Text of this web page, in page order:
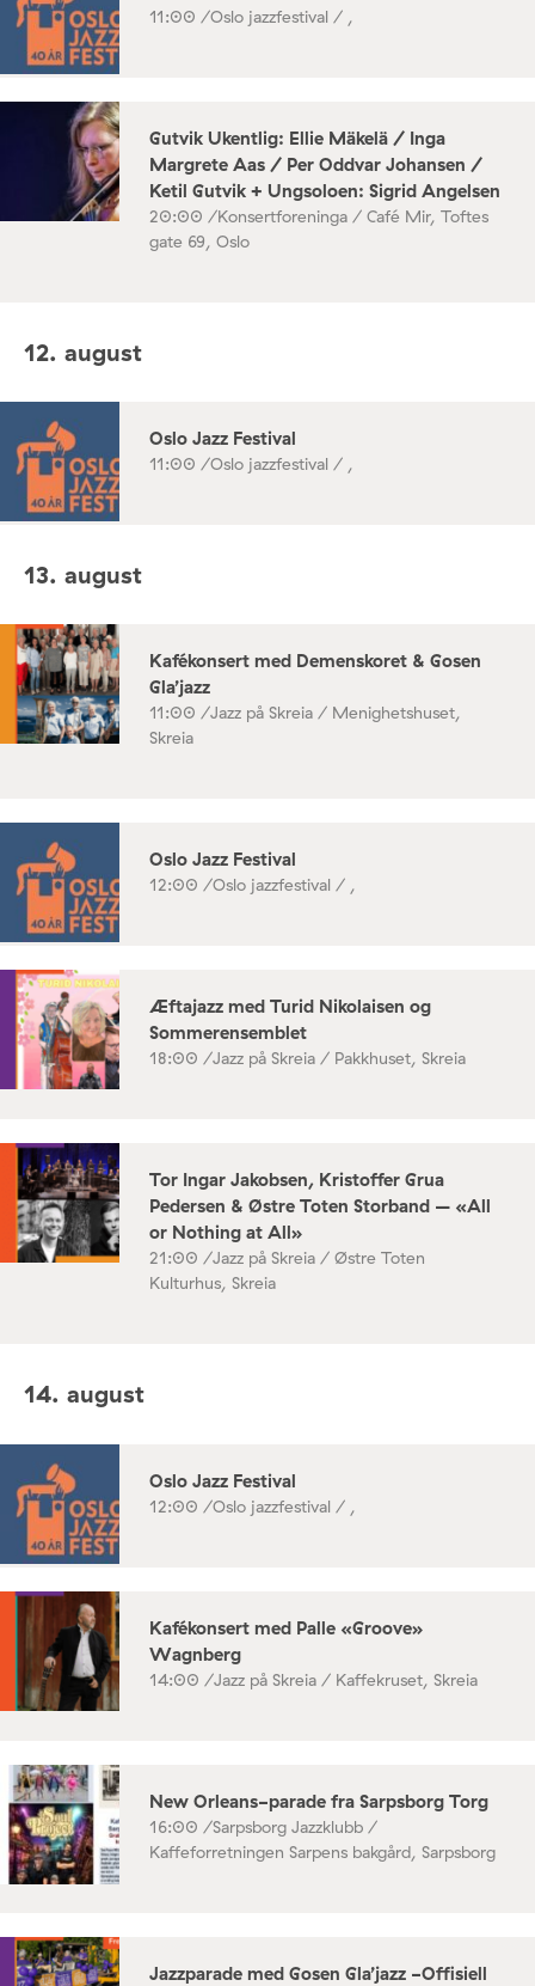
11:00 /Oslo jazzfestival / ,
Gutvik Ukentlig: Ellie Mäkelä / Inga
Margrete Aas / Per Oddvar Johansen /
Ketil Gutvik + Ungsoloen: Sigrid Angelsen
20:00 /Konsertforeninga / Café Mir, Toftes
gate 69, Oslo
12. august
Oslo Jazz Festival
11:00 /Oslo jazzfestival / ,
13. august
Kafékonsert med Demenskoret & Gosen
Gla’jazz
11:00 /Jazz på Skreia / Menighetshuset,
Skreia
Oslo Jazz Festival
12:00 /Oslo jazzfestival / ,
Æftajazz med Turid Nikolaisen og
Sommerensemblet
18:00 /Jazz på Skreia / Pakkhuset, Skreia
Tor Ingar Jakobsen, Kristoffer Grua
Pedersen & Østre Toten Storband – «All
or Nothing at All»
21:00 /Jazz på Skreia / Østre Toten
Kulturhus, Skreia
14. august
Oslo Jazz Festival
12:00 /Oslo jazzfestival / ,
Kafékonsert med Palle «Groove»
Wagnberg
14:00 /Jazz på Skreia / Kaffekruset, Skreia
New Orleans-parade fra Sarpsborg Torg
16:00 /Sarpsborg Jazzklubb /
Kaffeforretningen Sarpens bakgård, Sarpsborg
Jazzparade med Gosen Gla’jazz -Offisiell